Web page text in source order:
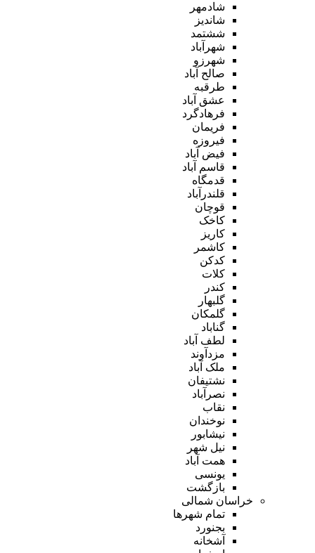
شادمهر
شاندیز
ششتمد
شهرآباد
شهرزو
صالح آباد
طرقبه
عشق آباد
فرهادگرد
فریمان
فیروزه
فیض آباد
قاسم آباد
قدمگاه
قلندرآباد
قوچان
کاخک
کاریز
کاشمر
کدکن
کلات
کندر
گلبهار
گلمکان
گناباد
لطف آباد
مزدآوند
ملک آباد
نشتیفان
نصرآباد
نقاب
نوخندان
نیشابور
نیل شهر
همت آباد
یونسی
بازگشت
خراسان شمالی
تمام شهر‌ها
بجنورد
آشخانه